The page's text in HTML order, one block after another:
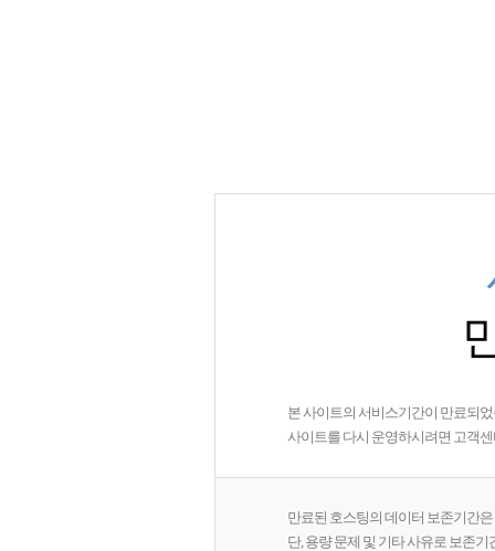
본 사이트의 서비스기간이 만료되
사이트를 다시 운영하시려면 고객
만료된 호스팅의 데이터 보존기간
단, 용량 문제 및 기타 사유로 보존